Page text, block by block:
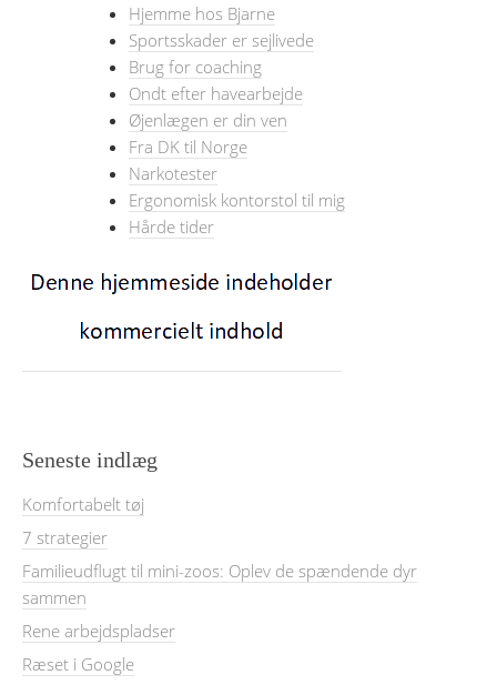
Hjemme hos Bjarne
Sportsskader er sejlivede
Brug for coaching
Ondt efter havearbejde
Øjenlægen er din ven
Fra DK til Norge
Narkotester
Ergonomisk kontorstol til mig
Hårde tider
Seneste indlæg
Komfortabelt tøj
7 strategier
Familieudflugt til mini-zoos: Oplev de spændende dyr
sammen
Rene arbejdspladser
Ræset i Google